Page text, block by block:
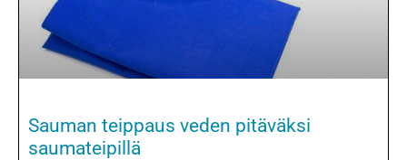
Sauman teippaus veden pitäväksi
saumateipillä